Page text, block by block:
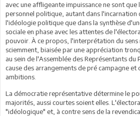
avec une affligeante impuissance ne sont
personnel politique, autant dans l'incarnation
l'idéologie politique que dans la synthèse
sociale en phase avec les attentes de
pouvoir. À ce propos, l'interprétation du sens
sciemment, biaisée par une appréciation
au sein de l'Assemblée des Représentants du
cause des arrangements de pré campagne
ambitions.
La démocratie représentative détermine le
majorités, aussi courtes soient elles.
"idéologique" et, à contre sens de la